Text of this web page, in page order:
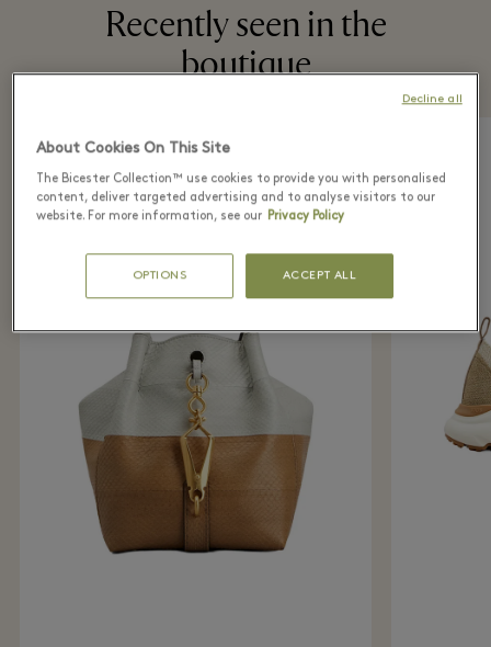
Recently seen in the
boutique
About Cookies On This Site
The Bicester Collection™ use cookies to provide you with personalised
content, deliver targeted advertising and to analyse visitors to our
website. For more information, see our Privacy Policy
OPTIONS ACCEPT ALL
Decline all